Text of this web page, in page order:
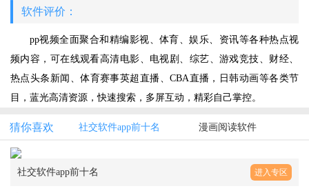
软件评价：
pp视频全面聚合和精编影视、体育、娱乐、资讯等各种热点视
频内容，可在线观看高清电影、电视剧、综艺、游戏竞技、财经、
热点头条新闻、体育赛事英超直播、CBA直播，日韩动画等各类节
目，蓝光高清资源，快速搜索，多屏互动，精彩自己掌控。
猜你喜欢 社交软件app前十名 漫画阅读软件
社交软件app前十名 进入专区